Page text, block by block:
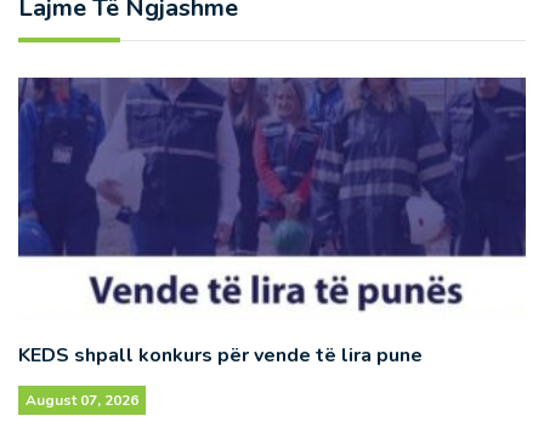
Lajme Të Ngjashme
KEDS shpall konkurs për vende të lira pune
August 07, 2026